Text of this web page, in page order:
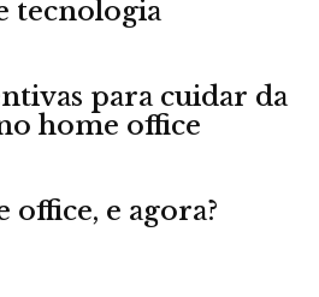
tecnologia
para cuidar da
home office
office, e agora?